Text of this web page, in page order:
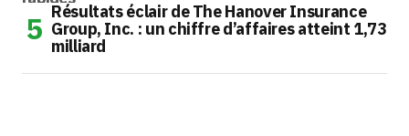
Résultats éclair de The Hanover Insurance
Group, Inc. : un chiffre d’affaires atteint 1,73
milliard